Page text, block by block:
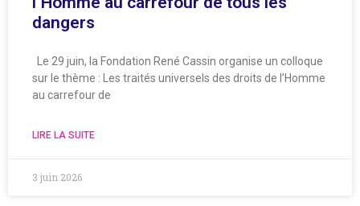
dangers
Le 29 juin, la Fondation René Cassin organise un colloque
sur le thème : Les traités universels des droits de l’Homme
au carrefour de
LIRE LA SUITE
3 juin 2026